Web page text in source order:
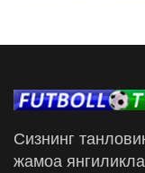
Сизнинг
жамоа